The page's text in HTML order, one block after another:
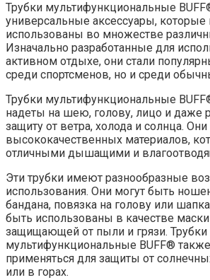
Трубки мультифункциональные
универсальные аксессуары, которые
использованы во множестве
Изначально разработанные для
активном отдыхе, они стали
среди спортсменов, но и среди
Трубки мультифункциональные
надеты на шею, голову, лицо и даже
защиту от ветра, холода и солнца.
высококачественных материалов,
отличными дышащими и
Эти трубки имеют разнообразные
использования. Они могут быть
бандана, повязка на голову или
быть использованы в качестве
защищающей от пыли и грязи. Трубки
мультифункциональные BUFF®
применяться для защиты от
или в горах.